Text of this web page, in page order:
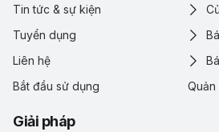
Tin tức & sự kiện
Tuyển dụng
Liên hệ
Bắt đầu sử dụng
Giải pháp